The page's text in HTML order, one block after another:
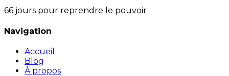
66 jours pour reprendre le pouvoir
Navigation
Accueil
Blog
À propos